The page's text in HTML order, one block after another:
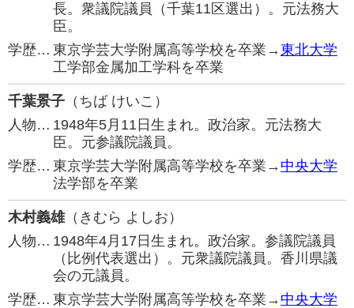
長。衆議院議員（千葉11区選出）。元法務大
臣。
学歴… 東京学芸大学附属高等学校を卒業→東北大学
工学部金属加工学科を卒業
千葉景子 （ちば けいこ）
人物… 1948年5月11日生まれ。政治家。元法務大
臣。元参議院議員。
学歴… 東京学芸大学附属高等学校を卒業→ 中央大学
法学部を卒業
木村義雄（きむら よしお）
人物… 1948年4月17日生まれ。政治家。参議院議員
（比例代表選出）。元衆議院議員。香川県議
会の元議員。
学歴… 東京学芸大学附属高等学校を卒業→ 中央大学